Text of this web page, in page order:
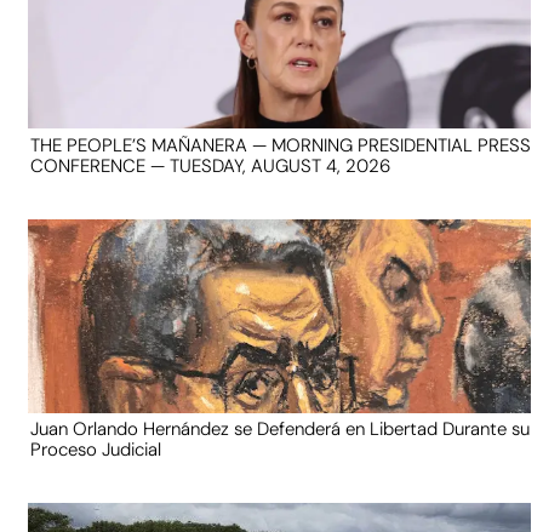
THE PEOPLE’S MAÑANERA — MORNING PRESIDENTIAL PRESS
CONFERENCE — TUESDAY, AUGUST 4, 2026
Juan Orlando Hernández se Defenderá en Libertad Durante su
Proceso Judicial